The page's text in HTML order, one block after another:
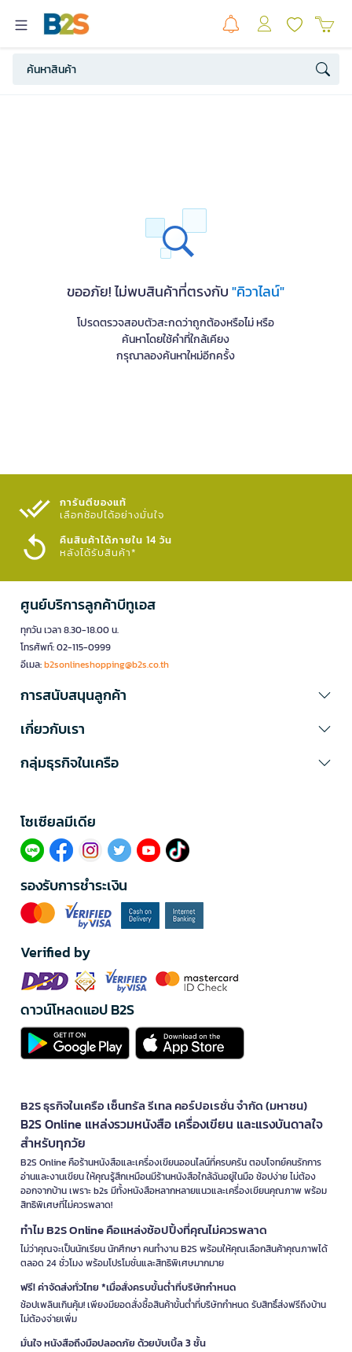
ขออภัย! ไม่พบสินค้าที่ตรงกับ"คิวาไลน์"
โปรดตรวจสอบตัวสะกดว่าถูกต้องหรือไม่ หรือ
ค้นหาโดยใช้คำที่ใกล้เคียง
กรุณาลองค้นหาใหม่อีกครั้ง
การันตีของแท้
เลือกช้อปได้อย่างมั่นใจ​
คืนสินค้าได้ภายใน 14 วัน
หลังได้รับสินค้า*
ศูนย์บริการลูกค้าบีทูเอส
ทุกวัน เวลา 8.30-18.00 น.
โทรศัพท์: 02-115-0999
อีเมล:b2sonlineshopping@b2s.co.th
การสนับสนุนลูกค้า
เกี่ยวกับเรา
กลุ่มธุรกิจในเครือ
โซเซียลมีเดีย​
รองรับการชำระเงิน
Verified by
ดาวน์โหลดแอป B2S
B2S ธุรกิจในเครือ เซ็นทรัล รีเทล คอร์ปอเรชั่น จำกัด (มหาชน)
B2S Online แหล่งรวมหนังสือ เครื่องเขียน และแรงบันดาลใจ
สำหรับทุกวัย
B2S Online คือร้านหนังสือและเครื่องเขียนออนไลน์ที่ครบครัน ตอบโจทย์คนรักการ
อ่านและงานเขียน ให้คุณรู้สึกเหมือนมีร้านหนังสือใกล้ฉันอยู่ในมือ ช้อปง่าย ไม่ต้อง
ออกจากบ้าน เพราะ b2s มีทั้งหนังสือหลากหลายแนวและเครื่องเขียนคุณภาพ พร้อม
สิทธิพิเศษที่ไม่ควรพลาด!
ทำไม B2S Online คือแหล่งช้อปปิ้งที่คุณไม่ควรพลาด
ไม่ว่าคุณจะเป็นนักเรียน นักศึกษา คนทำงาน B2S พร้อมให้คุณเลือกสินค้าคุณภาพได้
ตลอด 24 ชั่วโมง พร้อมโปรโมชั่นและสิทธิพิเศษมากมาย
ฟรี! ค่าจัดส่งทั่วไทย *เมื่อสั่งครบขั้นต่ำที่บริษัทกำหนด
ช้อปเพลินเกินคุ้ม! เพียงมียอดสั่งซื้อสินค้าขั้นต่ำที่บริษัทกำหนด รับสิทธิ์ส่งฟรีถึงบ้าน
ไม่ต้องจ่ายเพิ่ม
มั่นใจ หนังสือถึงมือปลอดภัย ด้วยบับเบิ้ล 3 ชั้น